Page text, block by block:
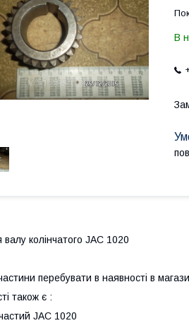
В
колінчатого JAC 1020
перебувати в наявності в
також є :
JAC 1020